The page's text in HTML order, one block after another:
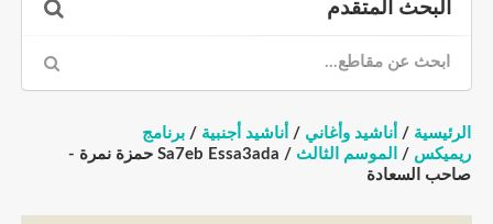
البحث المتقدم
الرئيسية / أناشيد وأغاني / أناشيد أجنبية / برنامج
ريميكس / الموسم الثالث
/ Sa7eb Essa3ada حمزة نمرة -
صاحب السعادة